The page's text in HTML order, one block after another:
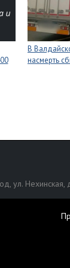
В
насмерть
ул. Нехинская,
, публикуются